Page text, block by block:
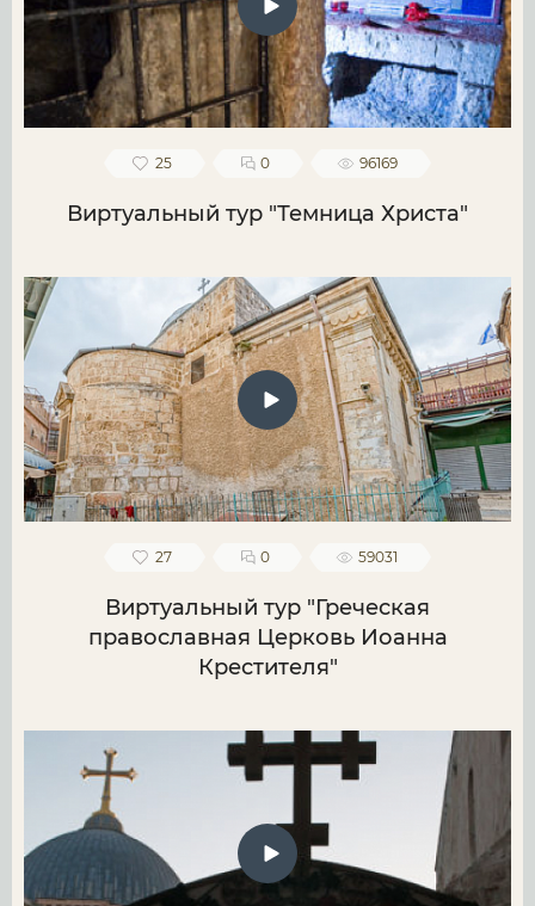
25 0 96169
Виртуальный тур "Темница Христа"
27 0 59031
Виртуальный тур "Греческая
православная Церковь Иоанна
Крестителя"